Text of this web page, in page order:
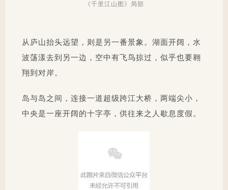
《千里江山图》局部
从庐山抬头远望，则是另一番景象。湖面开阔，水
波荡漾去到另一边，空中有飞鸟掠过，似乎也要翱
翔到对岸。
岛与岛之间，连接一道超级跨江大桥，两端尖小，
中央是一座开阔的十字亭，供往来之人歇息度假。